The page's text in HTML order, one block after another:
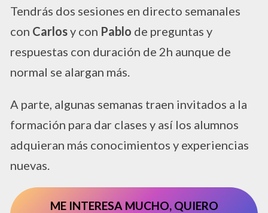
Tendrás dos sesiones en directo semanales
con Carlosy con Pablo de preguntas y
respuestas con duración de 2h aunque de
normal se alargan más.
A parte, algunas semanas traen invitados a la
formación para dar clases y así los alumnos
adquieran más conocimientos y experiencias
nuevas.
ME INTERESA MUCHO, QUIERO